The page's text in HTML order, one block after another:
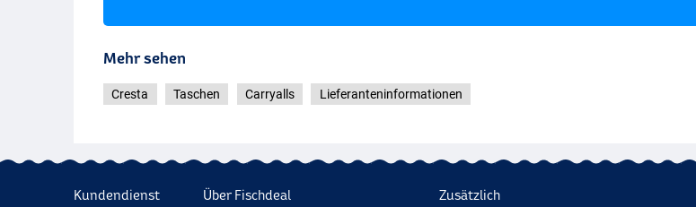
Mehr sehen
Cresta Taschen Carryalls Lieferanteninformationen
Kundendienst Über Fischdeal Zusätzlich